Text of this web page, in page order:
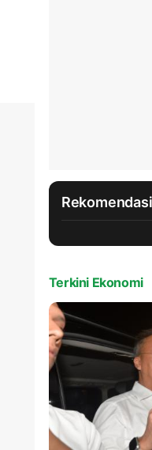
Rekomendasi
Terkini Ekonomi